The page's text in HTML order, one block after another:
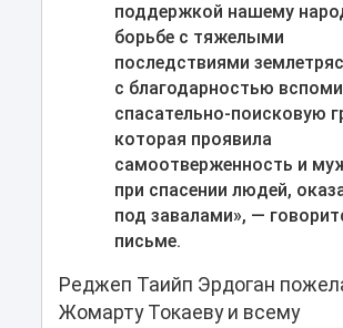
поддержкой нашему
борьбе с тяжелыми
последствиями
с благодарностью
спасательно-поисковую
которая проявила
самоотверженность и
при спасении людей,
под завалами», —
письме.
Реджеп Таийп Эрдоган
Жомарту Токаеву и всему